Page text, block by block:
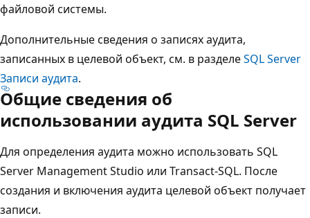
файловой системы.
Дополнительные сведения о записях аудита,
записанных в целевой объект, см. в разделеSQL Server
Записи аудита.
Общие сведения об
использовании аудита SQL Server
Для определения аудита можно использовать SQL
Server Management Studio или Transact-SQL. После
создания и включения аудита целевой объект получает
записи.